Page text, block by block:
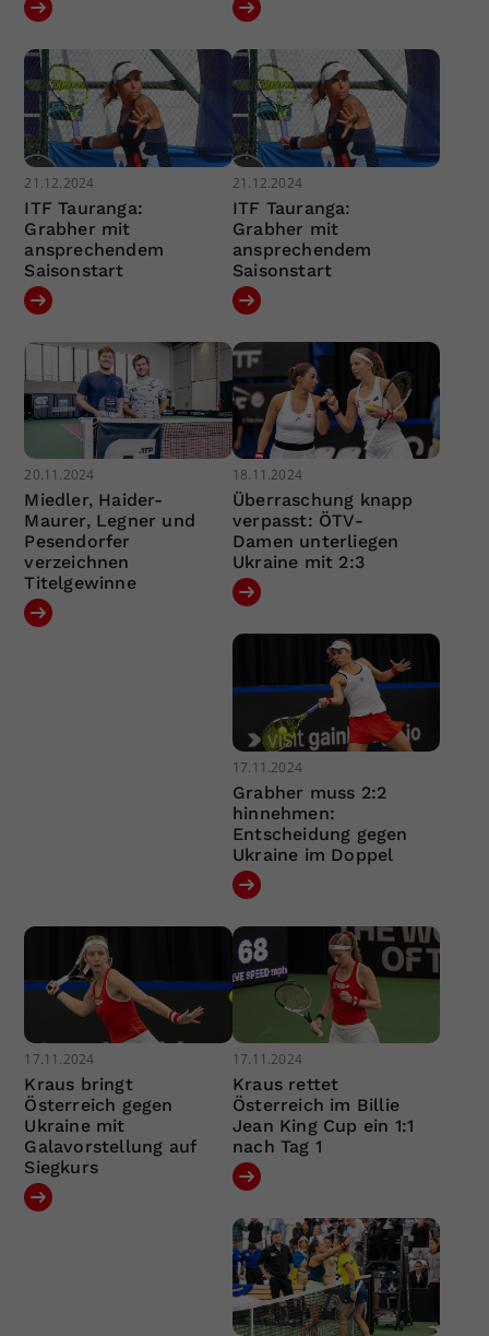
21.12.2024
ITF Tauranga:
Grabher mit
ansprechendem
Saisonstart
21.12.2024
ITF Tauranga:
Grabher mit
ansprechendem
Saisonstart
20.11.2024
Miedler, Haider-
Maurer, Legner und
Pesendorfer
verzeichnen
Titelgewinne
18.11.2024
Überraschung knapp
verpasst: ÖTV-
Damen unterliegen
Ukraine mit 2:3
17.11.2024
Grabher muss 2:2
hinnehmen:
Entscheidung gegen
Ukraine im Doppel
17.11.2024
Kraus bringt
Österreich gegen
Ukraine mit
Galavorstellung auf
Siegkurs
17.11.2024
Kraus rettet
Österreich im Billie
Jean King Cup ein 1:1
nach Tag 1